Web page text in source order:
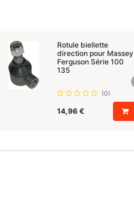
Rotule biellette
direction pour Massey
Ferguson Série 100
135
(0)
14,96 €